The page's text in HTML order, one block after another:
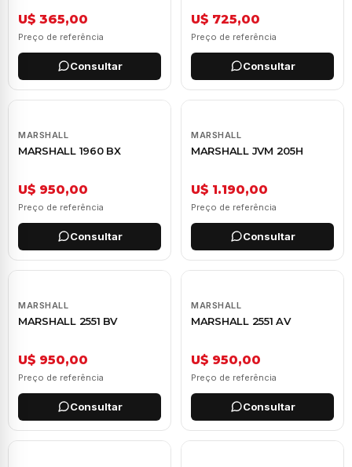
U$ 365,00
Preço de referência
Consultar
U$ 725,00
Preço de referência
Consultar
MARSHALL
MARSHALL 1960 BX
U$ 950,00
Preço de referência
Consultar
MARSHALL
MARSHALL JVM 205H
U$ 1.190,00
Preço de referência
Consultar
MARSHALL
MARSHALL 2551 BV
U$ 950,00
Preço de referência
Consultar
MARSHALL
MARSHALL 2551 AV
U$ 950,00
Preço de referência
Consultar